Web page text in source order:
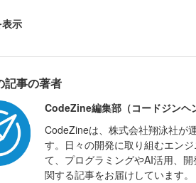
示
記事の著者
CodeZine編集部（コードジンヘ
CodeZineは、株式会社翔泳社が
す。日々の開発に取り組むエン
て、プログラミングやAI活用、
関する記事をお届けしています。